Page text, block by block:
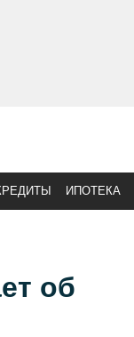
ИПОТЕКА
об